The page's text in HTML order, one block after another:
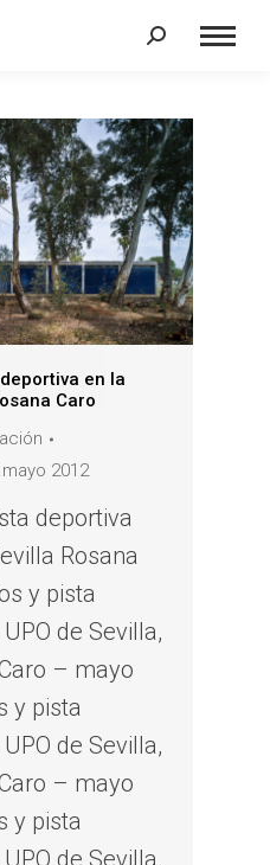
Search:
en la
Caro
mayo 2012
deportiva
Rosana
y pista
de Sevilla,
– mayo
y pista
de Sevilla,
– mayo
y pista